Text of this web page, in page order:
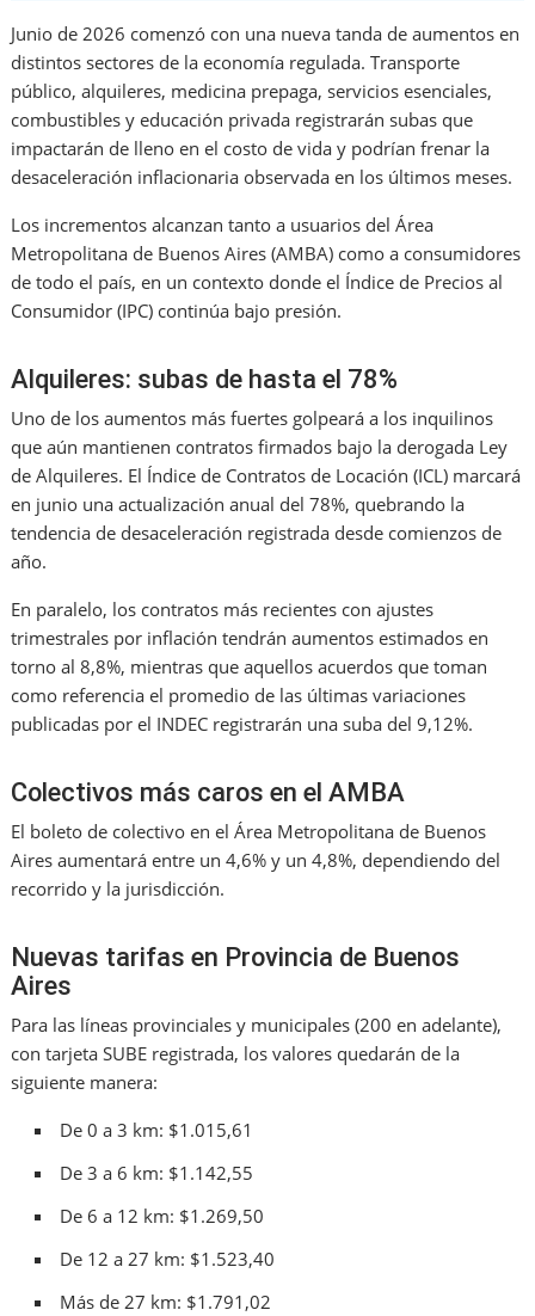
Junio de 2026 comenzó con una nueva tanda de aumentos en
distintos sectores de la economía regulada. Transporte
público, alquileres, medicina prepaga, servicios esenciales,
combustibles y educación privada registrarán subas que
impactarán de lleno en el costo de vida y podrían frenar la
desaceleración inflacionaria observada en los últimos meses.
Los incrementos alcanzan tanto a usuarios del Área
Metropolitana de Buenos Aires (AMBA) como a consumidores
de todo el país, en un contexto donde el Índice de Precios al
Consumidor (IPC) continúa bajo presión.
Alquileres: subas de hasta el 78%
Uno de los aumentos más fuertes golpeará a los inquilinos
que aún mantienen contratos firmados bajo la derogada Ley
de Alquileres. El Índice de Contratos de Locación (ICL) marcará
en junio una actualización anual del 78%, quebrando la
tendencia de desaceleración registrada desde comienzos de
año.
En paralelo, los contratos más recientes con ajustes
trimestrales por inflación tendrán aumentos estimados en
torno al 8,8%, mientras que aquellos acuerdos que toman
como referencia el promedio de las últimas variaciones
publicadas por el INDEC registrarán una suba del 9,12%.
Colectivos más caros en el AMBA
El boleto de colectivo en el Área Metropolitana de Buenos
Aires aumentará entre un 4,6% y un 4,8%, dependiendo del
recorrido y la jurisdicción.
Nuevas tarifas en Provincia de Buenos
Aires
Para las líneas provinciales y municipales (200 en adelante),
con tarjeta SUBE registrada, los valores quedarán de la
siguiente manera:
De 0 a 3 km: $1.015,61
De 3 a 6 km: $1.142,55
De 6 a 12 km: $1.269,50
De 12 a 27 km: $1.523,40
Más de 27 km: $1.791,02